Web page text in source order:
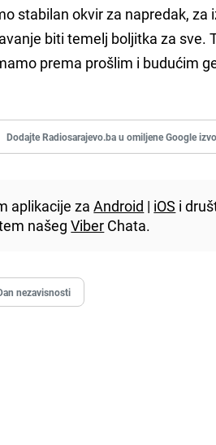
stabilan okvir za napredak,
biti temelj boljitka za sve.
prema prošlim i budućim
Dodajte Radiosarajevo.ba u omiljene Google
aplikacije zaAndroid | iOS i
našegViber Chata.
nezavisnosti